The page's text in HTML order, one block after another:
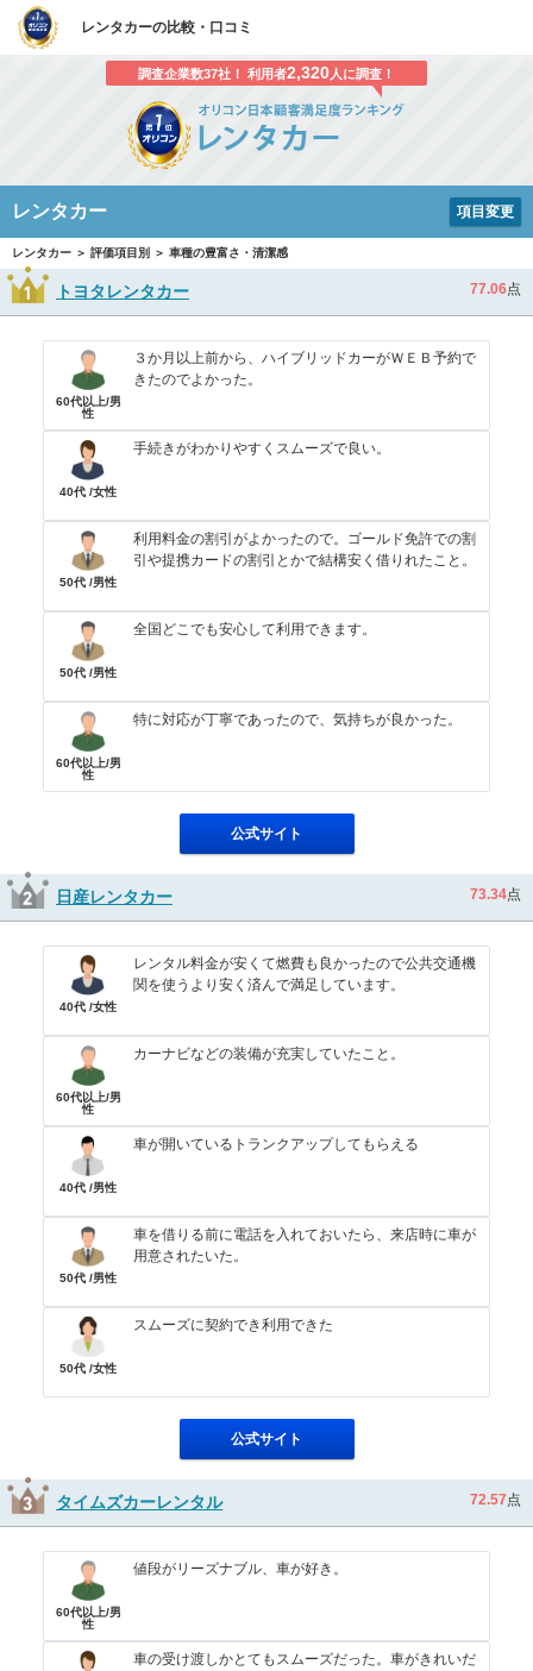
レンタカーの比較・口コミ
調査企業数37社！ 利用者2,320人に調査！
レンタカー 項目変更
レンタカー ＞ 評価項目別 ＞ 車種の豊富さ・清潔感
トヨタレンタカー 77.06点
60代以上/男
性
３か月以上前から、ハイブリッドカーがＷＥＢ予約で
きたのでよかった。
40代 /女性
手続きがわかりやすくスムーズで良い。
50代 /男性
利用料金の割引がよかったので。ゴールド免許での割
引や提携カードの割引とかで結構安く借りれたこと。
50代 /男性
全国どこでも安心して利用できます。
60代以上/男
性
特に対応が丁寧であったので、気持ちが良かった。
公式サイト
日産レンタカー 73.34点
40代 /女性
レンタル料金が安くて燃費も良かったので公共交通機
関を使うより安く済んで満足しています。
60代以上/男
性
カーナビなどの装備が充実していたこと。
40代 /男性
車が開いているトランクアップしてもらえる
50代 /男性
車を借りる前に電話を入れておいたら、来店時に車が
用意されたいた。
50代 /女性
スムーズに契約でき利用できた
公式サイト
タイムズカーレンタル 72.57点
60代以上/男
性
値段がリーズナブル、車が好き。
車の受け渡しかとてもスムーズだった。車がきれいだ